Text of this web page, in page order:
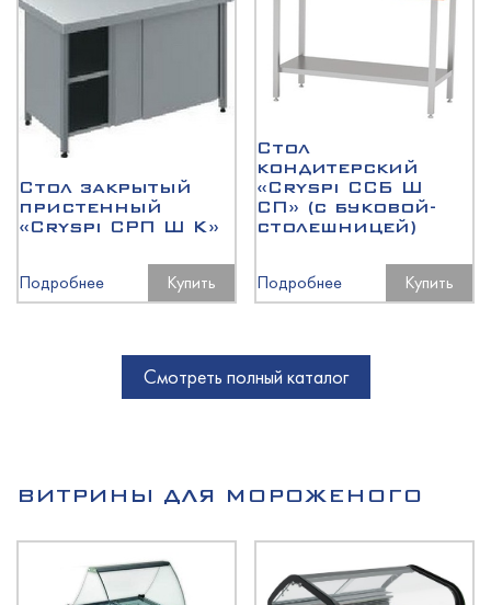
Стол закрытый
пристенный
«Cryspi СРП Ш К»
Подробнее Купить
Стол
кондитерский
«Cryspi ССБ Ш
СП» (с буковой-
столешницей)
Подробнее Купить
Смотреть полный каталог
ВИТРИНЫ ДЛЯ МОРОЖЕНОГО